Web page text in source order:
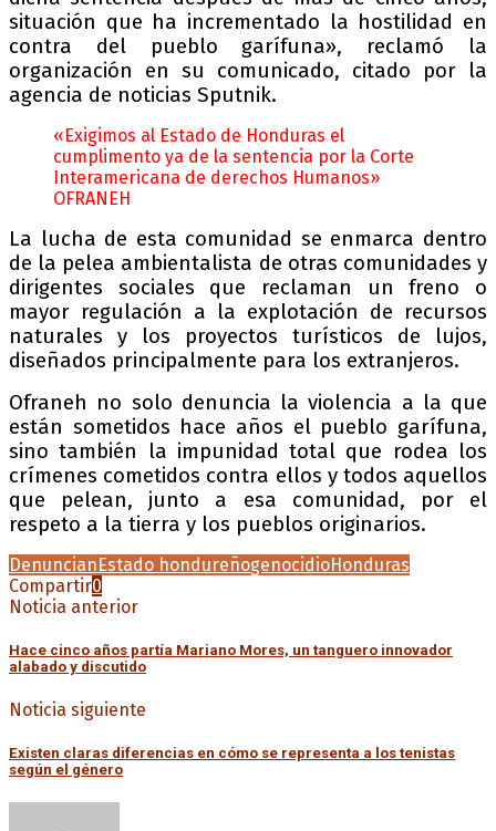
situación que ha incrementado la hostilidad en
contra del pueblo garífuna», reclamó la
organización en su comunicado, citado por la
agencia de noticias Sputnik.
«Exigimos al Estado de Honduras el
cumplimento ya de la sentencia por la Corte
Interamericana de derechos Humanos»
OFRANEH
La lucha de esta comunidad se enmarca dentro
de la pelea ambientalista de otras comunidades y
dirigentes sociales que reclaman un freno o
mayor regulación a la explotación de recursos
naturales y los proyectos turísticos de lujos,
diseñados principalmente para los extranjeros.
Ofraneh no solo denuncia la violencia a la que
están sometidos hace años el pueblo garífuna,
sino también la impunidad total que rodea los
crímenes cometidos contra ellos y todos aquellos
que pelean, junto a esa comunidad, por el
respeto a la tierra y los pueblos originarios.
DenuncianEstado hondureñogenocidioHonduras
Compartir0
Noticia anterior
Hace cinco años partía Mariano Mores, un tanguero innovador
alabado y discutido
Noticia siguiente
Existen claras diferencias en cómo se representa a los tenistas
según el género